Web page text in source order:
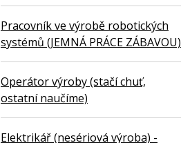
Pracovník ve výrobě robotických
systémů (JEMNÁ PRÁCE ZÁBAVOU)
Operátor výroby (stačí chuť,
ostatní naučíme)
Elektrikář (nesériová výroba) -